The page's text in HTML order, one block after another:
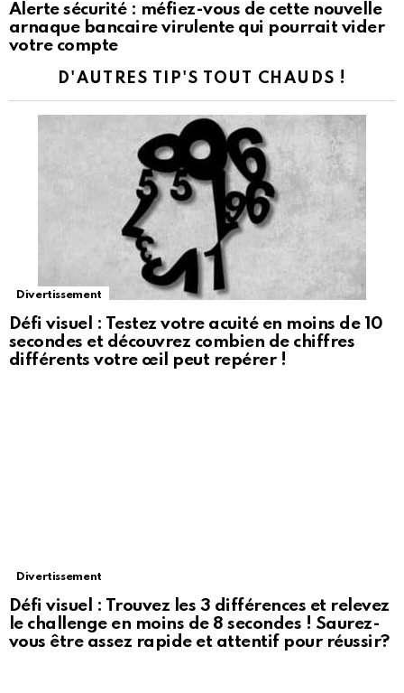
Alerte sécurité : méfiez-vous de cette nouvelle
arnaque bancaire virulente qui pourrait vider
votre compte
D'AUTRES TIP'S TOUT CHAUDS !
Divertissement
Défi visuel : Testez votre acuité en moins de 10
secondes et découvrez combien de chiffres
différents votre œil peut repérer !
Divertissement
Défi visuel : Trouvez les 3 différences et relevez
le challenge en moins de 8 secondes ! Saurez-
vous être assez rapide et attentif pour réussir?